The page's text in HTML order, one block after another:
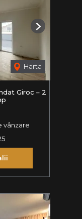
Harta
Next
Giroc – 2
vânzare